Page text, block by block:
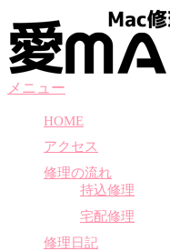
ン
テ
ン
ツ
メニュー
HOME
アクセス
修理の流れ
持込修理
宅配修理
修理日記